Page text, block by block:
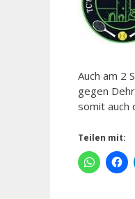
Auch am 2
gegen
somit auch
Teilen mit: